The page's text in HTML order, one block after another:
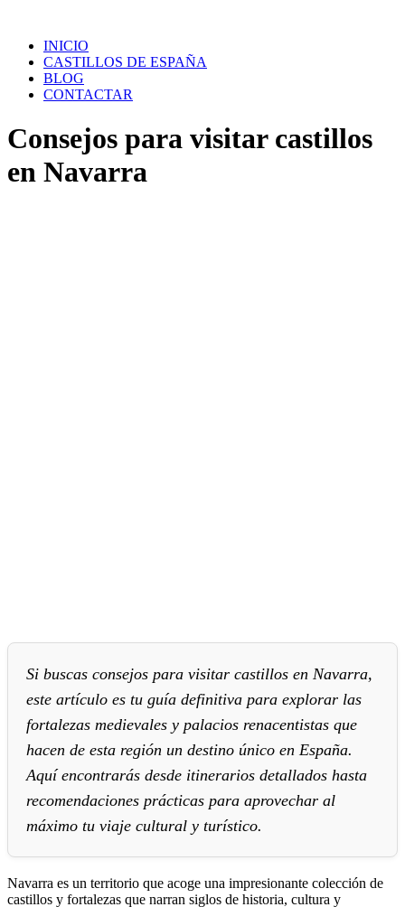
contenidoINICIO
CASTILLOS DE ESPAÑA
BLOG
CONTACTAR
Consejos para visitar castillos
en Navarra
Si buscas consejos para visitar castillos en Navarra,
este artículo es tu guía definitiva para explorar las
fortalezas medievales y palacios renacentistas que
hacen de esta región un destino único en España.
Aquí encontrarás desde itinerarios detallados hasta
recomendaciones prácticas para aprovechar al
máximo tu viaje cultural y turístico.
Navarra es un territorio que acoge una impresionante colección de
castillos y fortalezas que narran siglos de historia, cultura y